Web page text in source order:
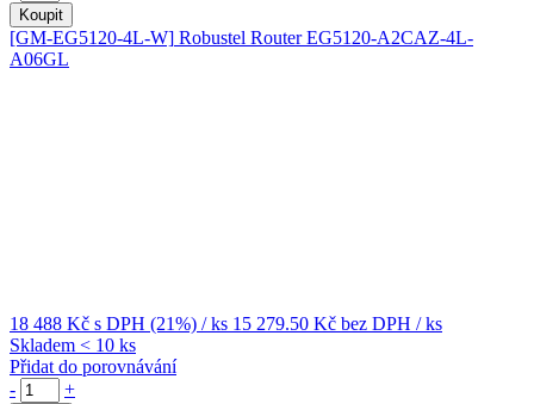
Koupit
[GM-EG5120-4L-W] Robustel Router EG5120-A2CAZ-4L-
A06GL
18 488 Kč s DPH (21%) / ks 15 279.50 Kč bez DPH / ks
Skladem < 10 ks
Přidat do porovnávání
-
+